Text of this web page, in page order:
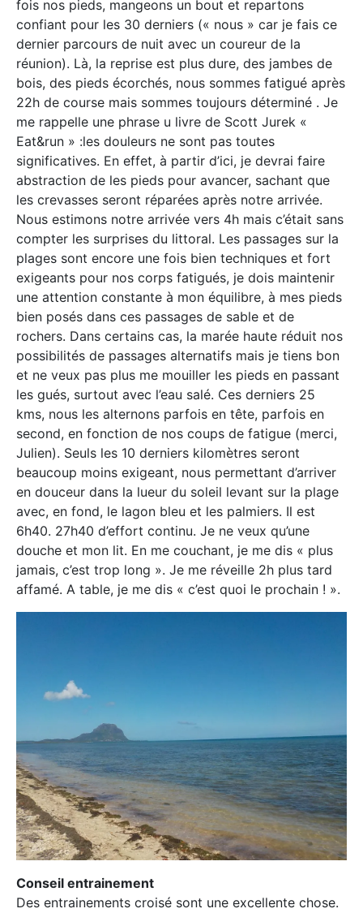
fois nos pieds, mangeons un bout et repartons
confiant pour les 30 derniers (« nous » car je fais ce
dernier parcours de nuit avec un coureur de la
réunion). Là, la reprise est plus dure, des jambes de
bois, des pieds écorchés, nous sommes fatigué après
22h de course mais sommes toujours déterminé . Je
me rappelle une phrase u livre de Scott Jurek «
Eat&run » :les douleurs ne sont pas toutes
significatives. En effet, à partir d’ici, je devrai faire
abstraction de les pieds pour avancer, sachant que
les crevasses seront réparées après notre arrivée.
Nous estimons notre arrivée vers 4h mais c’était sans
compter les surprises du littoral. Les passages sur la
plages sont encore une fois bien techniques et fort
exigeants pour nos corps fatigués, je dois maintenir
une attention constante à mon équilibre, à mes pieds
bien posés dans ces passages de sable et de
rochers. Dans certains cas, la marée haute réduit nos
possibilités de passages alternatifs mais je tiens bon
et ne veux pas plus me mouiller les pieds en passant
les gués, surtout avec l’eau salé. Ces derniers 25
kms, nous les alternons parfois en tête, parfois en
second, en fonction de nos coups de fatigue (merci,
Julien). Seuls les 10 derniers kilomètres seront
beaucoup moins exigeant, nous permettant d’arriver
en douceur dans la lueur du soleil levant sur la plage
avec, en fond, le lagon bleu et les palmiers. Il est
6h40. 27h40 d’effort continu. Je ne veux qu’une
douche et mon lit. En me couchant, je me dis « plus
jamais, c’est trop long ». Je me réveille 2h plus tard
affamé. A table, je me dis « c’est quoi le prochain ! ».
Conseil entrainement
Des entrainements croisé sont une excellente chose.